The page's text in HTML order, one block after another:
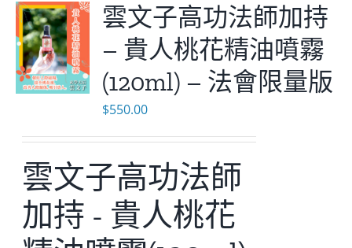
浩瀚天龍蓮會
雲文子高功法師加持
– 貴人桃花精油噴霧
(120ml) – 法會限量版
$550.00
雲文子高功法師
加持 - 貴人桃花